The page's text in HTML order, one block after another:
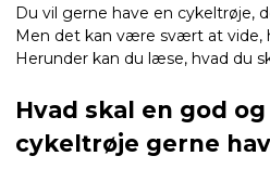
Du vil gerne have en cykeltrøje,
Men det kan være svært at vide,
Herunder kan du læse, hvad du
Hvad skal en god
cykeltrøje gerne